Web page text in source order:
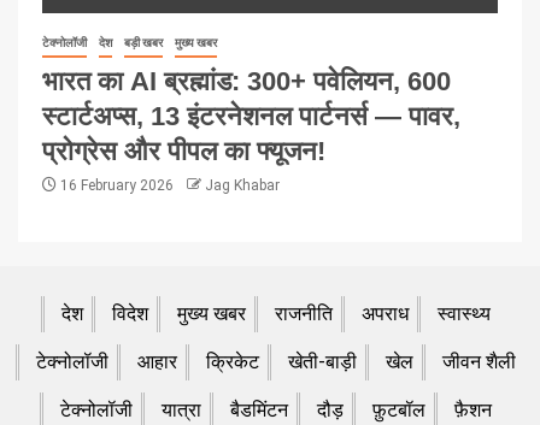
टेक्नोलॉजी देश बड़ी खबर मुख्य खबर
भारत का AI ब्रह्मांड: 300+ पवेलियन, 600
स्टार्टअप्स, 13 इंटरनेशनल पार्टनर्स — पावर,
प्रोग्रेस और पीपल का फ्यूजन!
16 February 2026 Jag Khabar
देश विदेश मुख्य खबर राजनीति अपराध स्वास्थ्य
टेक्नोलॉजी आहार क्रिकेट खेती-बाड़ी खेल जीवन शैली
टेक्नोलॉजी यात्रा बैडमिंटन दौड़ फ़ुटबॉल फ़ैशन